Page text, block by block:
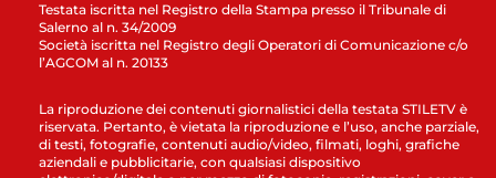
Testata iscritta nel Registro della Stampa presso il Tribunale di
Salerno al n. 34/2009
Società iscritta nel Registro degli Operatori di Comunicazione c/o
l’AGCOM al n. 20133
La riproduzione dei contenuti giornalistici della testata STILETV è
riservata. Pertanto, è vietata la riproduzione e l’uso, anche parziale,
di testi, fotografie, contenuti audio/video, filmati, loghi, grafiche
aziendali e pubblicitarie, con qualsiasi dispositivo